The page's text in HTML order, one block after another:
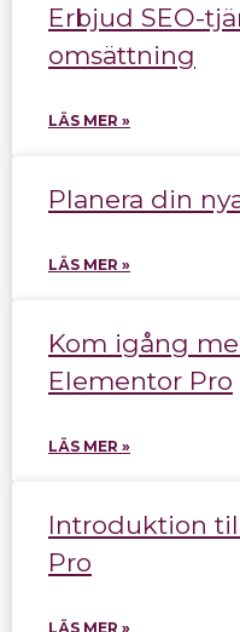
Erbjud SEO-
omsättning
LÄS MER »
Planera din
LÄS MER »
Kom igång
Elementor Pro
LÄS MER »
Introduktion
Pro
LÄS MER »